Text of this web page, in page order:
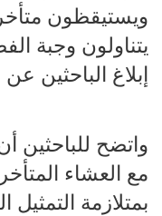
ويستيقظون
يتناولون وجبة
إبلاغ الباحثين
واتضح للباحثين
مع العشاء
بمتلازمة التمثيل